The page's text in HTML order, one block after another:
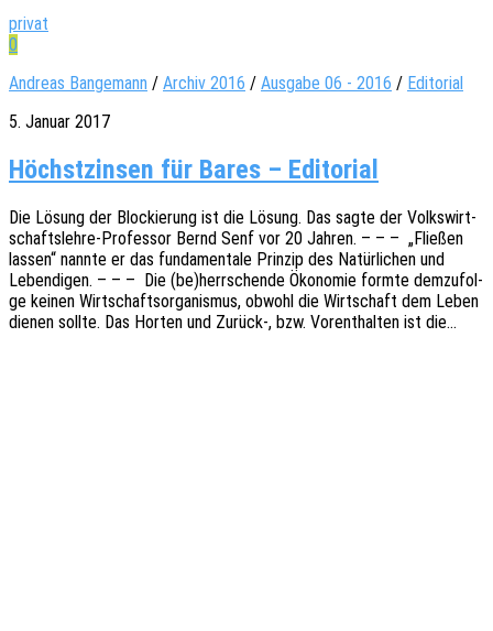
privat
0
Andreas Bangemann / Archiv 2016 / Ausgabe 06 - 2016 / Editorial
5. Januar 2017
Höchstzinsen für Bares – Editorial
Die Lösung der Blockie­rung ist die Lösung. Das sagte der Volks­­­wir­t­­
schafts­­­leh­­re-Profes­­sor Bernd Senf vor 20 Jahren. – – – „Flie­ßen
lassen“ nannte er das funda­men­ta­le Prin­zip des Natür­li­chen und
Leben­di­gen. – – – Die (be)herrschende Ökono­mie formte demzu­fol­
ge keinen Wirt­schafts­or­ga­nis­mus, obwohl die Wirt­schaft dem Leben
dienen sollte. Das Horten und Zurück‑, bzw. Vorent­hal­ten ist die…